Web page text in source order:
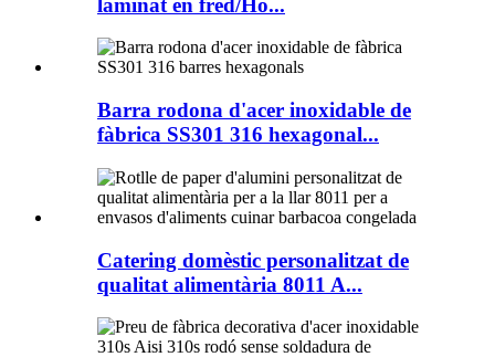
laminat en fred/Ho...
Barra rodona d'acer inoxidable de
fàbrica SS301 316 hexagonal...
Catering domèstic personalitzat de
qualitat alimentària 8011 A...